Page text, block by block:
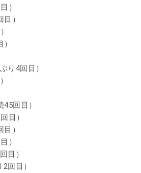
）
）
り4回目）
回目）
目）
）
）
目）
回目）